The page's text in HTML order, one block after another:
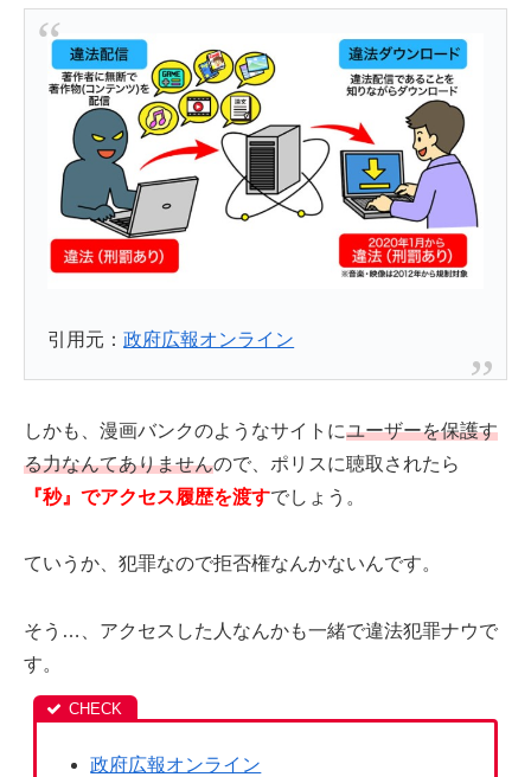
引用元：政府広報オンライン
しかも、漫画バンクのようなサイトにユーザーを保護す
る力なんてありませんので、ポリスに聴取されたら
『秒』でアクセス履歴を渡すでしょう。
ていうか、犯罪なので拒否権なんかないんです。
そう…、アクセスした人なんかも一緒で違法犯罪ナウで
す。
政府広報オンライン